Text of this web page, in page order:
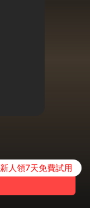
新人領7天免費試用